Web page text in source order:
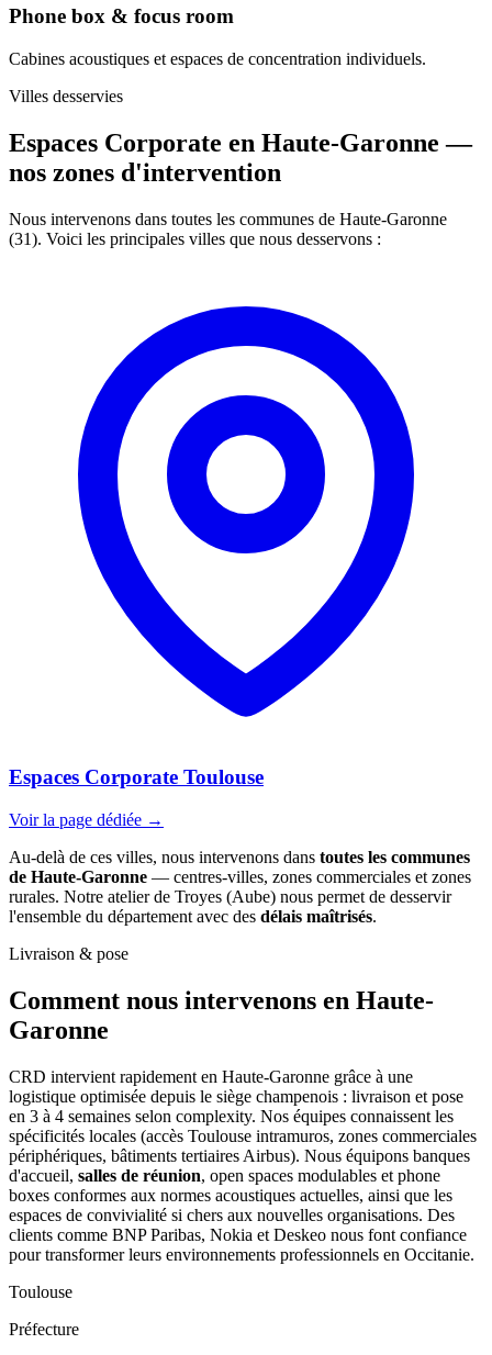
Phone box & focus room
Cabines acoustiques et espaces de concentration individuels.
Villes desservies
Espaces Corporate en Haute-Garonne —
nos zones d'intervention
Nous intervenons dans toutes les communes de Haute-Garonne
(31). Voici les principales villes que nous desservons :
Espaces Corporate Toulouse
Voir la page dédiée →
Au-delà de ces villes, nous intervenons dans toutes les communes
de Haute-Garonne — centres-villes, zones commerciales et zones
rurales. Notre atelier de Troyes (Aube) nous permet de desservir
l'ensemble du département avec des délais maîtrisés.
Livraison & pose
Comment nous intervenons en Haute-
Garonne
CRD intervient rapidement en Haute-Garonne grâce à une
logistique optimisée depuis le siège champenois : livraison et pose
en 3 à 4 semaines selon complexity. Nos équipes connaissent les
spécificités locales (accès Toulouse intramuros, zones commerciales
périphériques, bâtiments tertiaires Airbus). Nous équipons banques
d'accueil, salles de réunion, open spaces modulables et phone
boxes conformes aux normes acoustiques actuelles, ainsi que les
espaces de convivialité si chers aux nouvelles organisations. Des
clients comme BNP Paribas, Nokia et Deskeo nous font confiance
pour transformer leurs environnements professionnels en Occitanie.
Toulouse
Préfecture